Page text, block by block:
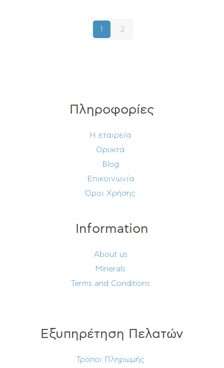
1 2
Πληροφορίες
Η εταιρεία
Ορυκτά
Blog
Επικοινωνία
Όροι Χρήσης
Information
About us
Minerals
Terms and Conditions
Εξυπηρέτηση Πελατών
Τρόποι Πληρωμής